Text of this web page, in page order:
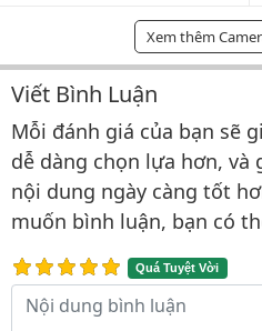
Xem thêm
Bình luận &
Viết Bình Luận
Mỗi đánh giá của bạn sẽ
dễ dàng chọn lựa hơn,
nội dung ngày càng tốt
muốn bình luận, bạn có
Quá Tuyệt Vời
Nội dung bình luận